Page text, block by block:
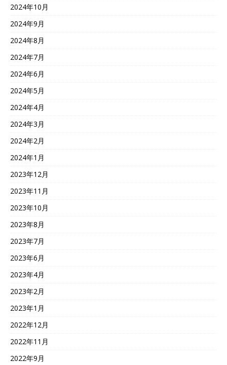
2024年10月
2024年9月
2024年8月
2024年7月
2024年6月
2024年5月
2024年4月
2024年3月
2024年2月
2024年1月
2023年12月
2023年11月
2023年10月
2023年8月
2023年7月
2023年6月
2023年4月
2023年2月
2023年1月
2022年12月
2022年11月
2022年9月